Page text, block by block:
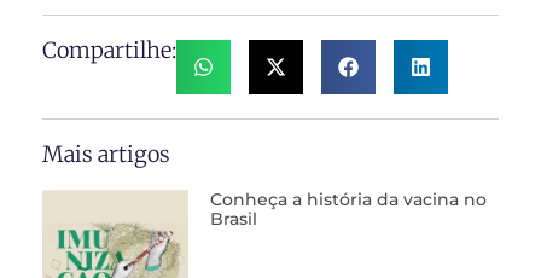
Compartilhe:
Mais artigos
Conheça a história da vacina no
Brasil